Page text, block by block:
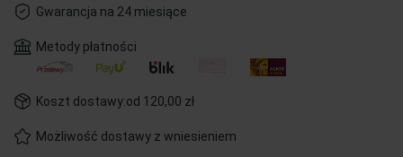
Gwarancja na 24 miesiące
Metody płatności
Koszt dostawy:od 120,00 zł
Możliwość dostawy z wniesieniem